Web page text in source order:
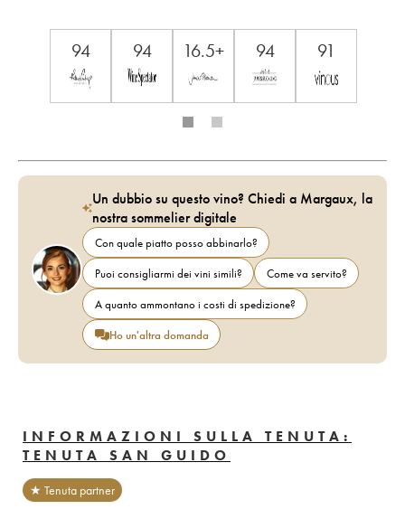
94 94 16.5+ 94 91
Un dubbio su questo vino? Chiedi a Margaux, la
nostra sommelier digitale
Con quale piatto posso abbinarlo?
Puoi consigliarmi dei vini simili?
Come va servito?
A quanto ammontano i costi di spedizione?
Ho un'altra domanda
INFORMAZIONI SULLA TENUTA:
TENUTA SAN GUIDO
★ Tenuta partner